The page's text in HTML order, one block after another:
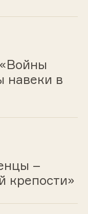
навеки в
–
крепости»